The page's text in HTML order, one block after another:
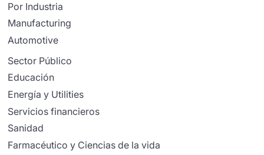
Por Industria
Manufacturing
Automotive
Sector Público
Educación
Energía y Utilities
Servicios financieros
Sanidad
Farmacéutico y Ciencias de la vida